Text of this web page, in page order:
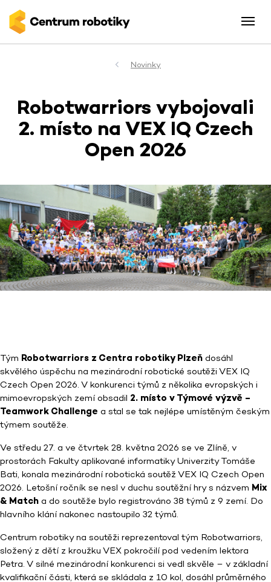
Novinky
Robotwarriors vybojovali
2. místo na VEX IQ Czech
Open 2026
Tým Robotwarriors z Centra robotiky Plzeň dosáhl
skvělého úspěchu na mezinárodní robotické soutěži VEX IQ
Czech Open 2026. V konkurenci týmů z několika evropských i
mimoevropských zemí obsadil 2. místo v Týmové výzvě –
Teamwork Challenge a stal se tak nejlépe umístěným českým
týmem soutěže.
Ve středu 27. a ve čtvrtek 28. května 2026 se ve Zlíně, v
prostorách Fakulty aplikované informatiky Univerzity Tomáše
Bati, konala mezinárodní robotická soutěž VEX IQ Czech Open
2026. Letošní ročník se nesl v duchu soutěžní hry s názvem Mix
& Match a do soutěže bylo registrováno 38 týmů z 9 zemí. Do
hlavního klání nakonec nastoupilo 32 týmů.
Centrum robotiky na soutěži reprezentoval tým Robotwarriors,
složený z dětí z kroužku VEX pokročilí pod vedením lektora
Petra. V silné mezinárodní konkurenci si vedl skvěle – v základní
kvalifikační části, která se skládala z 10 kol, dosáhl průměrného